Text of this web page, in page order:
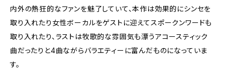
内外の熱狂的なファンを魅了していて、本作は効果的にシンセを
取り入れたり女性ボーカルをゲストに迎えてスポークンワードも
取り入れたり、ラストは牧歌的な雰囲気も漂うアコースティック
曲だったりと4曲ながらバラエティーに富んだものになっていま
す。